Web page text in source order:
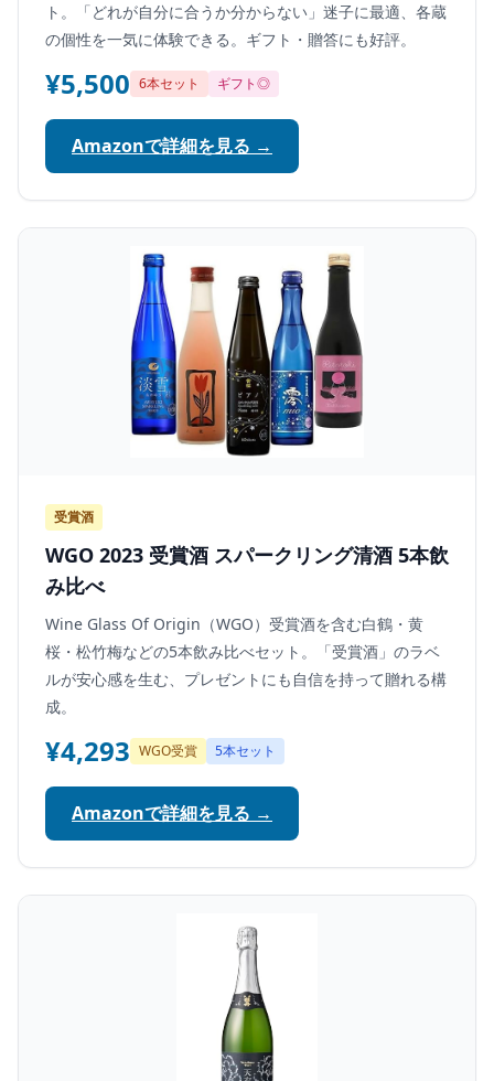
ト。「どれが自分に合うか分からない」迷子に最適、各蔵
の個性を一気に体験できる。ギフト・贈答にも好評。
¥5,500 6本セット ギフト◎
Amazonで詳細を見る →
受賞酒
WGO 2023 受賞酒 スパークリング清酒 5本飲
み比べ
Wine Glass Of Origin（WGO）受賞酒を含む白鶴・黄
桜・松竹梅などの5本飲み比べセット。「受賞酒」のラベ
ルが安心感を生む、プレゼントにも自信を持って贈れる構
成。
¥4,293 WGO受賞 5本セット
Amazonで詳細を見る →